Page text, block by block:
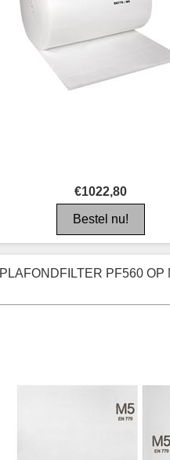
€1022,80
PLAFONDFILTER PF560 OP